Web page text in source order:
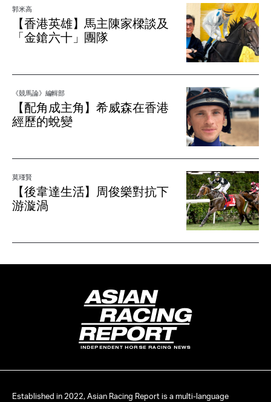
郭米高
【香港英雄】馬主陳家樑談及
「金鎗六十」團隊
《競馬論》編輯部
【配角成主角】希威森在香港
經歷的蛻變
莫瑾賢
【後韋達生活】周俊樂對抗下
游漩渦
INDEPENDENT HORSE RACING NEWS
Established in 2022, Asian Racing Report is a multi-language